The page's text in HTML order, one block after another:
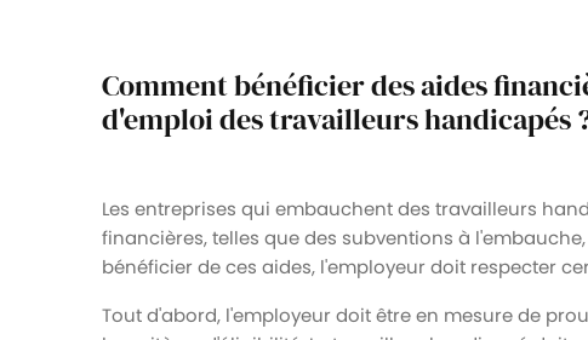
Comment bénéficier des aides
d'emploi des travailleurs handicapés
Les entreprises qui embauchent des travailleurs
financières, telles que des subventions à
bénéficier de ces aides, l'employeur doit respecter
Tout d'abord, l'employeur doit être en mesure de